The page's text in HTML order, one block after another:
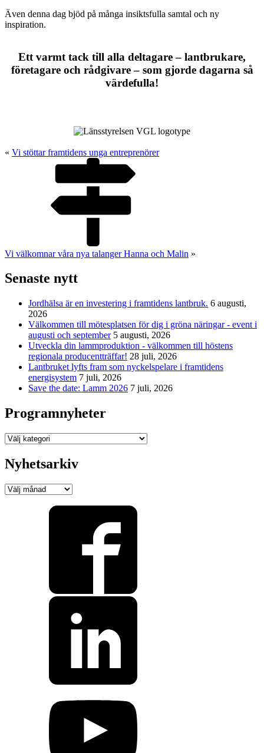
Även denna dag bjöd på många insiktsfulla samtal och ny
inspiration.
Ett varmt tack till alla deltagare – lantbrukare,
företagare och rådgivare – som gjorde dagarna så
värdefulla!
« Vi stöttar framtidens unga entreprenörer
Vi välkomnar våra nya talanger Hanna och Malin »
Senaste nytt
Jordhälsa är en investering i framtidens lantbruk. 6 augusti,
2026
Välkommen till mötesplatsen för dig i gröna näringar - event i
augusti och september 5 augusti, 2026
Utveckla din lammproduktion - välkommen till höstens
regionala producentträffar! 28 juli, 2026
Lantbruket lyfts fram som nyckelspelare i framtidens
energisystem 7 juli, 2026
Save the date: Lamm 2026 7 juli, 2026
Programnyheter
Programnyheter
Nyhetsarkiv
Nyhetsarkiv